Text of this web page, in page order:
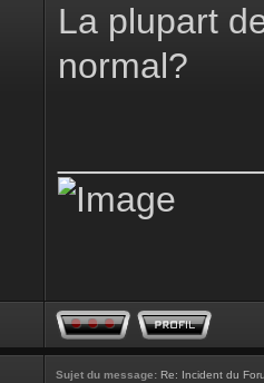
La plupart
normal?
Sujet du message: Re: Incident du